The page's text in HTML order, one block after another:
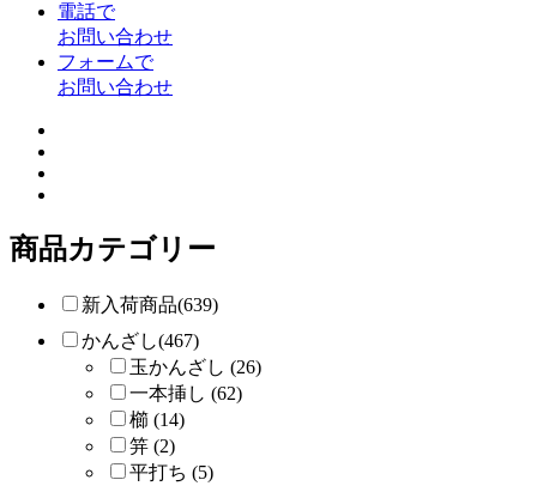
電話で
お問い合わせ
フォームで
お問い合わせ
商品カテゴリー
新入荷商品(639)
かんざし(467)
玉かんざし (26)
一本挿し (62)
櫛 (14)
笄 (2)
平打ち (5)